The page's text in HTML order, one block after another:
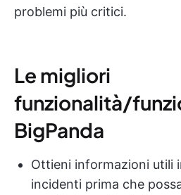
problemi più critici.
Le migliori
funzionalità/
BigPanda
Ottieni informazioni utili
incidenti prima che